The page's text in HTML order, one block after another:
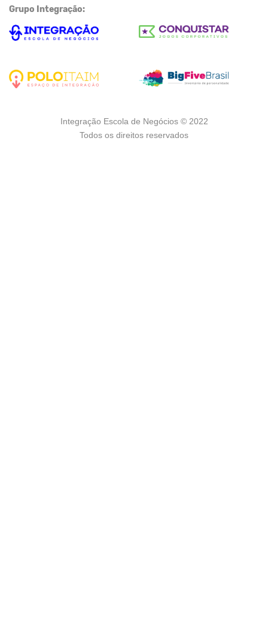
Grupo Integração:
Integração Escola de Negócios © 2022
Todos os direitos reservados